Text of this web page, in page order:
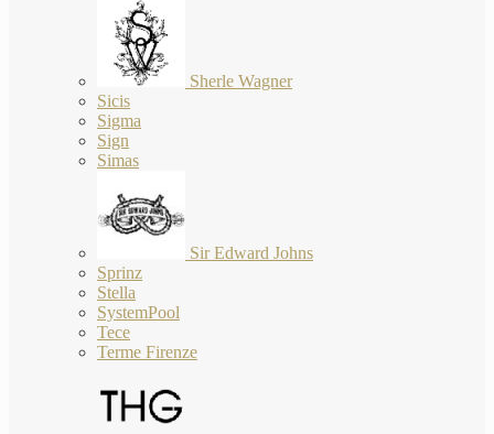
Sherle Wagner
Sicis
Sigma
Sign
Simas
Sir Edward Johns
Sprinz
Stella
SystemPool
Tece
Terme Firenze